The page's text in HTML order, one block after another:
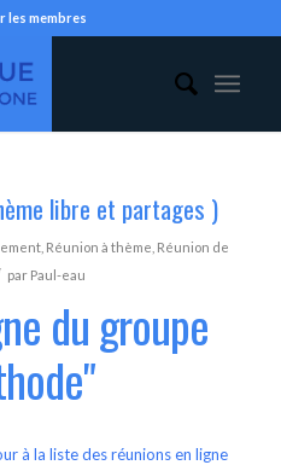
les membres
libre et partages )
, Réunion à thème Réunion de
par Paul-eau
du groupe
à la liste des réunions en ligne